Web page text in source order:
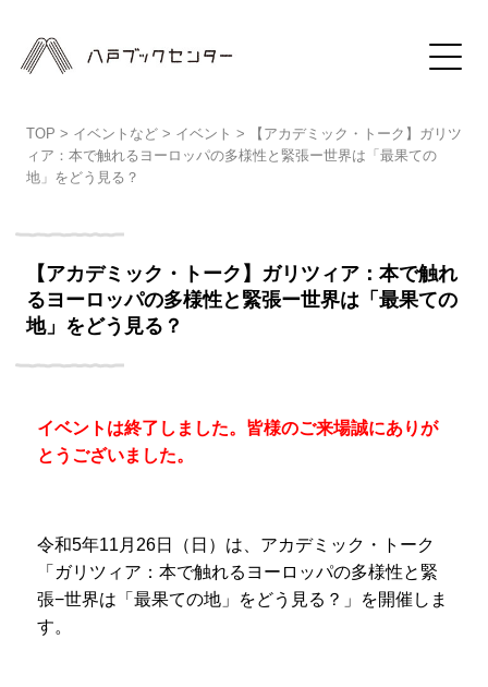
TOP > イベントなど> イベント >
【アカデミック・トーク】ガリツ
ィア：本で触れるヨーロッパの多様性と緊張ー世界は「最果ての
地」をどう見る？
【アカデミック・トーク】ガリツィア：本で触れ
るヨーロッパの多様性と緊張ー世界は「最果ての
地」をどう見る？
イベントは終了しました。皆様のご来場誠にありが
とうございました。
令和5年11月26日（日）は、アカデミック・トーク
「ガリツィア：本で触れるヨーロッパの多様性と緊
張−世界は「最果ての地」をどう見る？」を開催しま
す。